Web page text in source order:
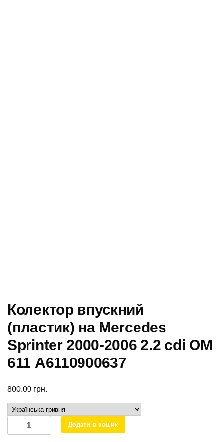
Колектор впускний
(пластик) на Mercedes
Sprinter 2000-2006 2.2 cdi ОМ
611 A6110900637
800.00 грн.
Колектор
впускний
Додати в кошик